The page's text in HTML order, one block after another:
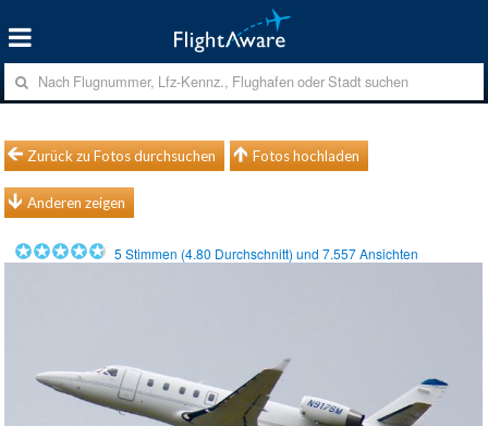
Zurück zu Fotos durchsuchen Fotos hochladen
Anderen zeigen
5 Stimmen (4.80 Durchschnitt) und7.557Ansichten